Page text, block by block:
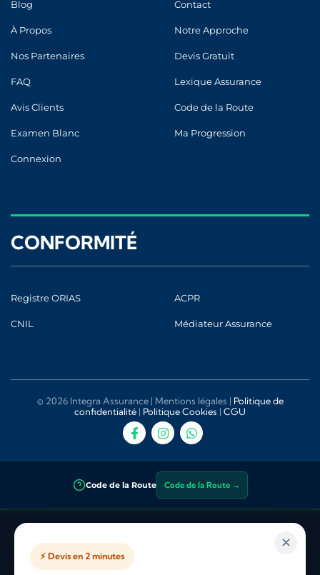
Blog Contact
À Propos Notre Approche
Nos Partenaires Devis Gratuit
FAQ Lexique Assurance
Avis Clients Code de la Route
Examen Blanc Ma Progression
Connexion
CONFORMITÉ
Registre ORIAS ACPR
CNIL Médiateur Assurance
© 2026 Integra Assurance | Mentions légales | Politique de
confidentialité | Politique Cookies | CGU
Code de la Route Code de la Route →
✕
⚡ Devis en 2 minutes
Integra Assurance
— Courtier en assurance indépendant inscrit à
l’ORIAS sous le n° 25 002 890
supervision de l’
ACPR(Autorité de Contrôle Prudentiel et de